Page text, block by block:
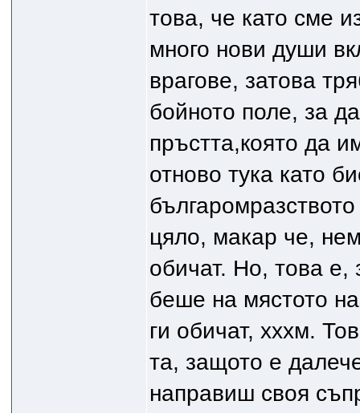
това, че като сме
много нови души
врагове, затова
бойното поле, за
пръстта,която да
отново тука като
цяло, макар че,
обичат. Но, това
беше на мястото
ги обичат, хххм.
та, защото е
направиш своя